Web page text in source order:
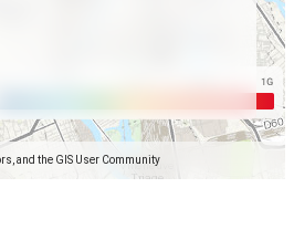
and the GIS User Community